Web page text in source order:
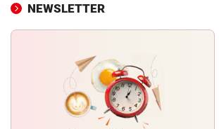
NEWSLETTER